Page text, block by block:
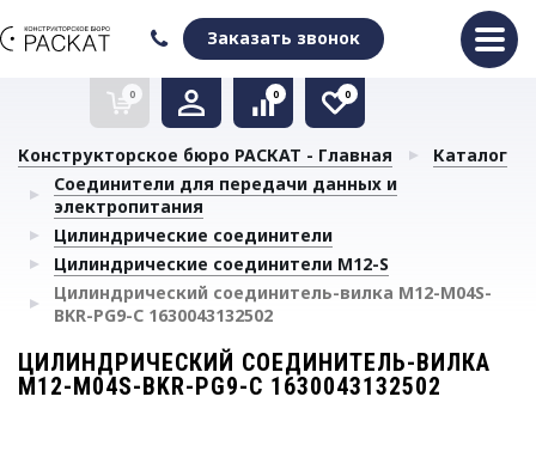
Заказать звонок
0
Очистить список сравнения
0
Очистить избранное
0
Конструкторское бюро РАСКАТ - Главная
Каталог
Соединители для передачи данных и
электропитания
Цилиндрические соединители
Цилиндрические соединители М12-S
Цилиндрический соединитель-вилка M12-M04S-
BKR-PG9-C 1630043132502
ЦИЛИНДРИЧЕСКИЙ СОЕДИНИТЕЛЬ-ВИЛКА
M12-M04S-BKR-PG9-C 1630043132502